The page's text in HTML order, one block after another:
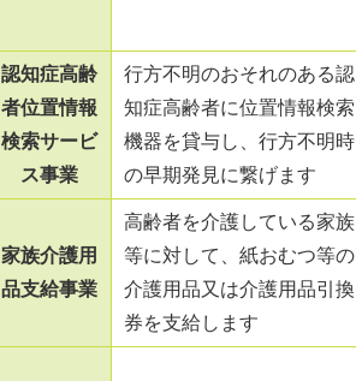
認知症高齢
者位置情報
検索サービ
ス事業
行方不明のおそれのある認
知症高齢者に位置情報検索
機器を貸与し、行方不明時
の早期発見に繋げます
家族介護用
品支給事業
高齢者を介護している家族
等に対して、紙おむつ等の
介護用品又は介護用品引換
券を支給します